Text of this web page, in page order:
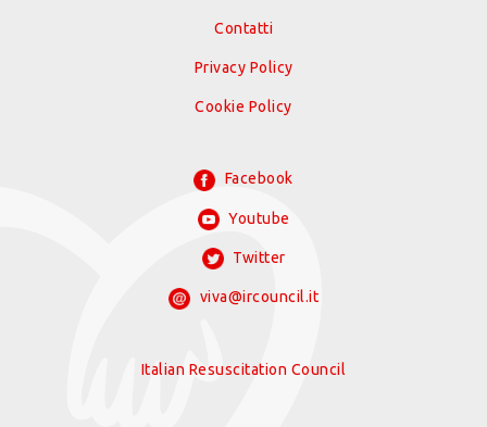
Contatti
Privacy Policy
Cookie Policy
Facebook
Youtube
Twitter
viva@ircouncil.it
Italian Resuscitation Council